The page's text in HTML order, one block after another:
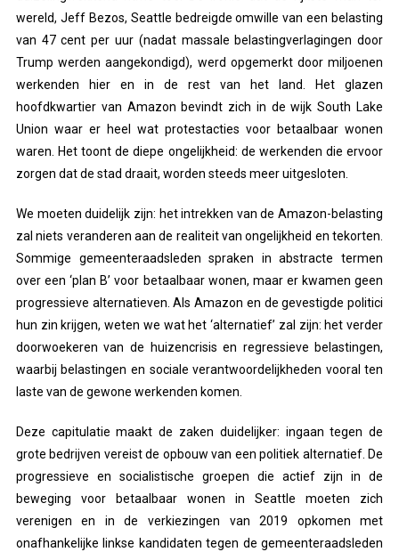
wereld, Jeff Bezos, Seattle bedreigde omwille van een belasting
van 47 cent per uur (nadat massale belastingverlagingen door
Trump werden aangekondigd), werd opgemerkt door miljoenen
werkenden hier en in de rest van het land. Het glazen
hoofdkwartier van Amazon bevindt zich in de wijk South Lake
Union waar er heel wat protestacties voor betaalbaar wonen
waren. Het toont de diepe ongelijkheid: de werkenden die ervoor
zorgen dat de stad draait, worden steeds meer uitgesloten.
We moeten duidelijk zijn: het intrekken van de Amazon-belasting
zal niets veranderen aan de realiteit van ongelijkheid en tekorten.
Sommige gemeenteraadsleden spraken in abstracte termen
over een ‘plan B’ voor betaalbaar wonen, maar er kwamen geen
progressieve alternatieven. Als Amazon en de gevestigde politici
hun zin krijgen, weten we wat het ‘alternatief’ zal zijn: het verder
doorwoekeren van de huizencrisis en regressieve belastingen,
waarbij belastingen en sociale verantwoordelijkheden vooral ten
laste van de gewone werkenden komen.
Deze capitulatie maakt de zaken duidelijker: ingaan tegen de
grote bedrijven vereist de opbouw van een politiek alternatief. De
progressieve en socialistische groepen die actief zijn in de
beweging voor betaalbaar wonen in Seattle moeten zich
verenigen en in de verkiezingen van 2019 opkomen met
onafhankelijke linkse kandidaten tegen de gemeenteraadsleden